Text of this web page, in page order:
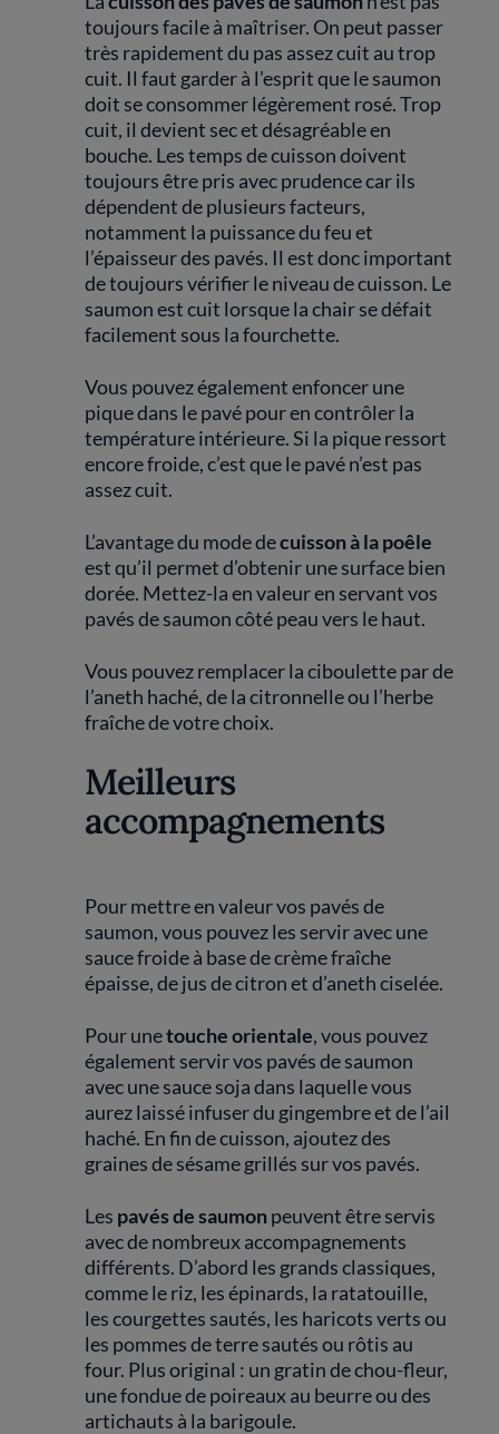
toujours facile à maîtriser. On peut passer
très rapidement du pas assez cuit au trop
cuit. Il faut garder à l’esprit que le saumon
doit se consommer légèrement rosé. Trop
cuit, il devient sec et désagréable en
bouche. Les temps de cuisson doivent
toujours être pris avec prudence car ils
dépendent de plusieurs facteurs,
notamment la puissance du feu et
l’épaisseur des pavés. Il est donc important
de toujours vérifier le niveau de cuisson. Le
saumon est cuit lorsque la chair se défait
facilement sous la fourchette.
Vous pouvez également enfoncer une
pique dans le pavé pour en contrôler la
température intérieure. Si la pique ressort
encore froide, c’est que le pavé n’est pas
assez cuit.
L’avantage du mode decuisson à la poêle
est qu’il permet d’obtenir une surface bien
dorée. Mettez-la en valeur en servant vos
pavés de saumon côté peau vers le haut.
Vous pouvez remplacer la ciboulette par de
l’aneth haché, de la citronnelle ou l’herbe
fraîche de votre choix.
Meilleurs
accompagnements
Pour mettre en valeur vos pavés de
saumon, vous pouvez les servir avec une
sauce froide à base de crème fraîche
épaisse, de jus de citron et d’aneth ciselée.
Pour unetouche orientale, vous pouvez
également servir vos pavés de saumon
avec une sauce soja dans laquelle vous
aurez laissé infuser du gingembre et de l’ail
haché. En fin de cuisson, ajoutez des
graines de sésame grillés sur vos pavés.
Les pavés de saumonpeuvent être servis
avec de nombreux accompagnements
différents. D’abord les grands classiques,
comme le riz, les épinards, la ratatouille,
les courgettes sautés, les haricots verts ou
les pommes de terre sautés ou rôtis au
four. Plus original : un gratin de chou-fleur,
une fondue de poireaux au beurre ou des
artichauts à la barigoule.